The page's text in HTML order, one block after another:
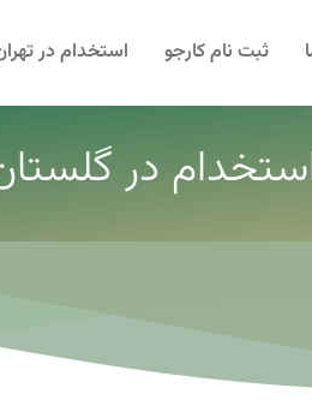
ثبت نام کارجو استخدام در
در